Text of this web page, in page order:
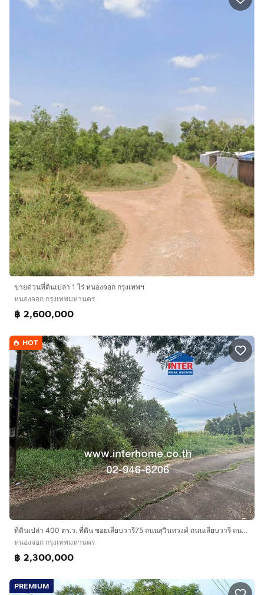
ขายด่วนที่ดินเปล่า 1 ไร่ หนองจอก กรุงเทพฯ
หนองจอก กรุงเทพมหานคร
฿ 2,600,000
HOT
ที่ดินเปล่า 400 ตร.ว. ที่ดิน ซอยเลียบวารี75 ถนนสุวินทวงศ์ ถนนเลียบวารี ถนนประชาร่วมใจ ถนนสุวินทวงศ์ เขตหนองจอก กรุงเทพมหานคร
หนองจอก กรุงเทพมหานคร
฿ 2,300,000
PREMIUM